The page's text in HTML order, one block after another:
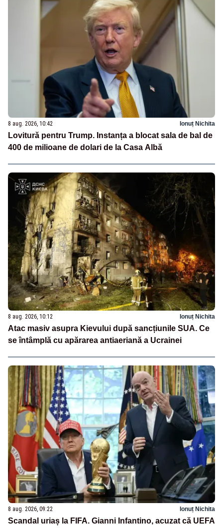
8 aug. 2026, 10:42 Ionuț Nichita
Lovitură pentru Trump. Instanța a blocat sala de bal de
400 de milioane de dolari de la Casa Albă
8 aug. 2026, 10:12 Ionuț Nichita
Atac masiv asupra Kievului după sancțiunile SUA. Ce
se întâmplă cu apărarea antiaeriană a Ucrainei
8 aug. 2026, 09:22 Ionuț Nichita
Scandal uriaș la FIFA. Gianni Infantino, acuzat că UEFA